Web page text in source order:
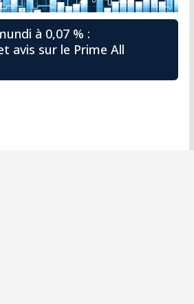
à 0,07 % :
avis sur le Prime All